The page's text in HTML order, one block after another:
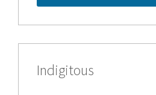
Indigitous